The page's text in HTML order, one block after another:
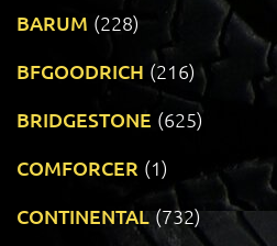
BARUM (228)
BFGOODRICH (216)
BRIDGESTONE (625)
COMFORCER (1)
CONTINENTAL (732)